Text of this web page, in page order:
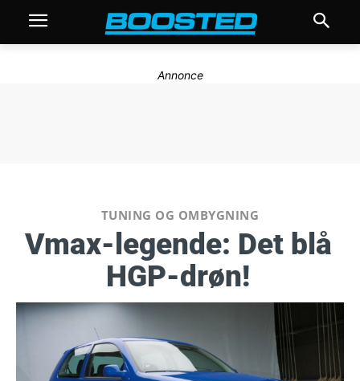
Annonce
TUNING OG OMBYGNING
Vmax-legende: Det blå
HGP-drøn!